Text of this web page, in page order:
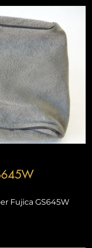
Fujica GS645W